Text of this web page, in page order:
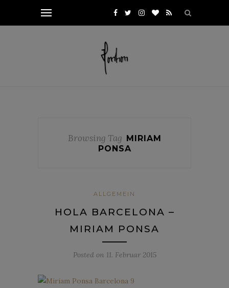
Browsing Tag MIRIAM
PONSA
ALLGEMEIN
HOLA BARCELONA –
MIRIAM PONSA
Posted on 11. Februar 2015